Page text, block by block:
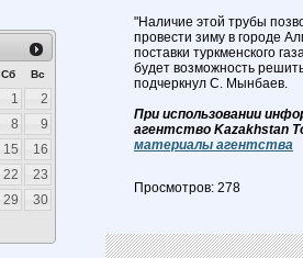
Сб Вс
1
2
8
9
15
16
22
23
29
30
"Наличие этой трубы
провести зиму в городе
поставки туркменского
будет возможность
подчеркнул С. Мынбаев.
При использовании
агентство Kazakhstan
материалы агентства
Просмотров: 278